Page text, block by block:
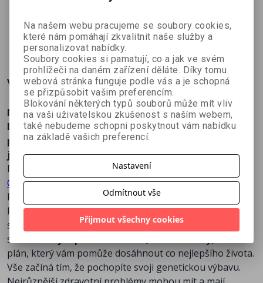
320 Kč 439 Kč 449 Kč 499 Kč 359 Kč
Více o knize
Naučte se, jak získat návod k použití sebe sama!
Dozvíte se, jak vám znalost vašeho genomu může
pomoci učinit zásadní rozhodnutí, která povedou k
jednoznačně šťastnějšímu a zdravějšímu životu.
Předmluva – Dave Asprey, autor bestsellerů
ChangersaHacknuté tělo
Přichází vlna personalizované medicíny!
Podnikatel v oblasti biotechnologií a generální ředitel
společnosti DNA Company Kashif Khan představuje ve
své knize
plán, který vám pomůže dosáhnout co nejlepšího života.
Vše začíná tím, že pochopíte svoji genetickou výbavu.
Na našem webu pracujeme se soubory cookies,
které nám pomáhají zkvalitnit naše služby a
personalizovat nabídky.
Soubory cookies si pamatují, co a jak ve svém
prohlížeči na daném zařízení děláte. Díky tomu
webová stránka funguje podle vás a je schopná
se přizpůsobit vašim preferencím.
Blokování některých typů souborů může mít vliv
na vaši uživatelskou zkušenost s naším webem,
také nebudeme schopni poskytnout vám nabídku
na základě vašich preferencí.
Nastavení
Odmítnout vše
Přijmout všechny cookies